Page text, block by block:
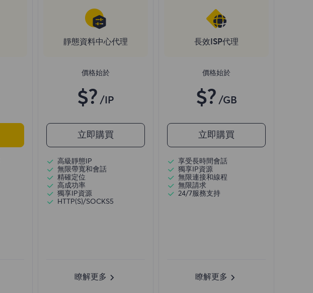
靜態資料中心代理
價格始於
$? /IP
立即購買
高級靜態IP
無限帶寬和會話
精確定位
高成功率
獨享IP資源
HTTP(S)/SOCKS5
瞭解更多
長效ISP代理
價格始於
$? /GB
立即購買
享受長時間會話
獨享IP資源
無限連接和線程
無限請求
24/7服務支持
瞭解更多